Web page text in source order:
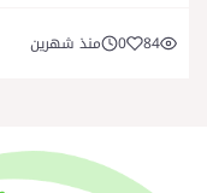
84
0 منذ شهرين